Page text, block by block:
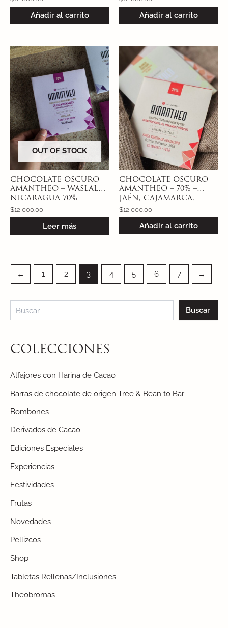
Buscar
COLECCIONES
Alfajores con Harina de Cacao
Barras de chocolate de origen Tree & Bean to Bar
Bombones
Derivados de Cacao
Ediciones Especiales
Experiencias
Festividades
Frutas
Novedades
Pellizcos
Shop
Tabletas Rellenas/Inclusiones
Theobromas
GRANO CRA/ MIX
AROMATICO
Añadir al carrito
CATONGO
Añadir al carrito
OUT OF STOCK
CHOCOLATE OSCURO
AMANTHEO – WASLALA,
NICARAGUA 70% –
KRISKAWAS
$12,000.00
Leer más
CHOCOLATE OSCURO
AMANTHEO – 70% –
JAÉN, CAJAMARCA,
PERÚ- NACIONAL DEL
MARAÑON E HÍBRIDOS
$12,000.00
Añadir al carrito
← 1 2 3 4 5 6 7 →